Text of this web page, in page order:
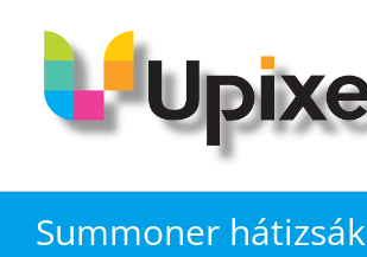
Summoner hátizsák